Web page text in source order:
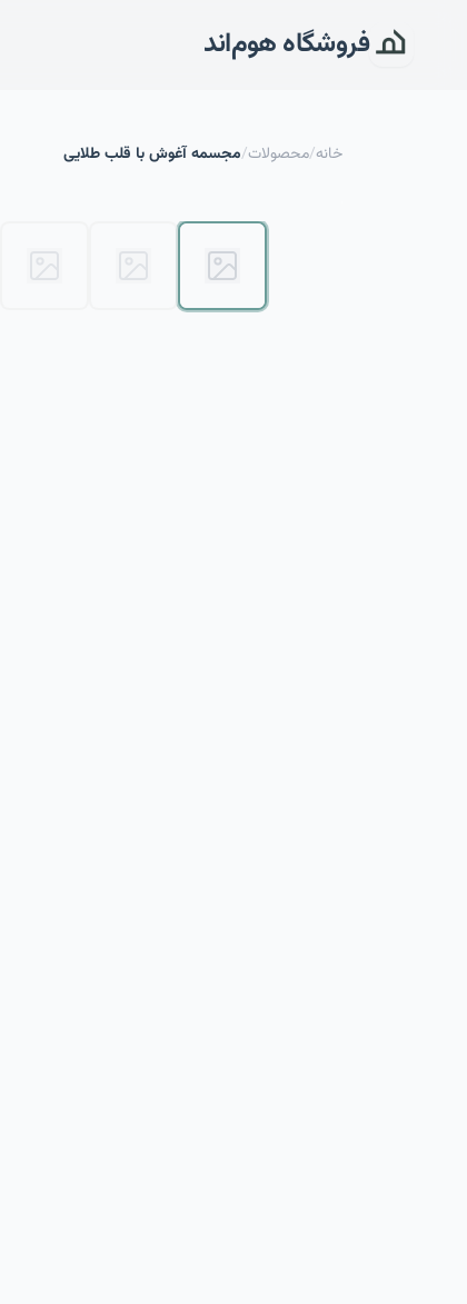
فروشگاه هوم‌اند
خانه/محصولات/مجسمه آغوش با قلب طلایی